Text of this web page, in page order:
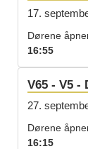
17.
Dørene
16:55
V65 - V5 -
27.
Dørene
16:15